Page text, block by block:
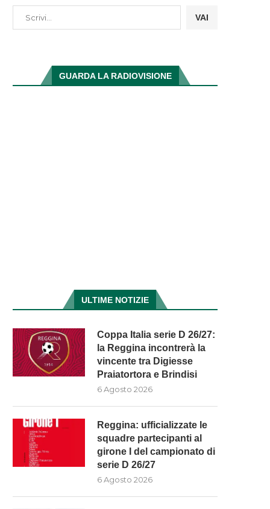
VAI
GUARDA LA RADIOVISIONE
ULTIME NOTIZIE
Coppa Italia serie D 26/27:
la Reggina incontrerà la
vincente tra Digiesse
Praiatortora e Brindisi
6 Agosto 2026
Reggina: ufficializzate le
squadre partecipanti al
girone I del campionato di
serie D 26/27
6 Agosto 2026